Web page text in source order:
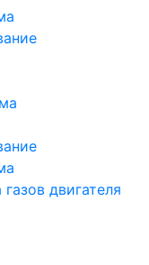
двигателя